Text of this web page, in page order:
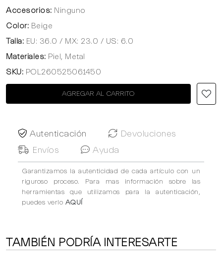
Accesorios: Ninguno
Color: Beige
Talla: EU: 36.0 / MX: 23.0 / US: 6.0
Materiales: Piel, Metal
SKU: POL260525061450
AGREGAR AL CARRITO
Autenticación
Devoluciones
Envíos
Ayuda
Garantizamos la autenticidad de cada artículo con un
riguroso proceso. Para mas información sobre las
herramientas que utilizamos para la autenticación,
puedes verlo AQUÍ
TAMBIÉN PODRÍA INTERESARTE